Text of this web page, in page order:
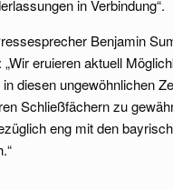
in Verbindung“.
Benjamin
eruieren aktuell
diesen ungewöhnlichen
Schließfächern zu
eng mit den